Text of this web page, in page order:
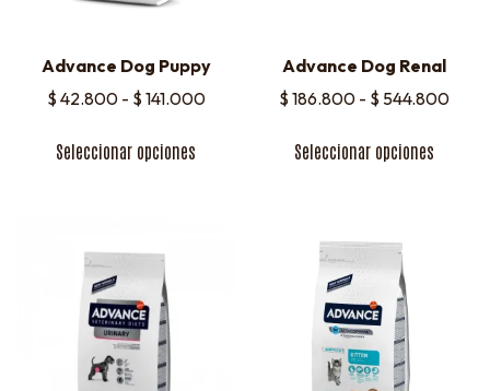
Advance Dog Puppy
$ 42.800 - $ 141.000
Seleccionar opciones
Advance Dog Renal
$ 186.800 - $ 544.800
Seleccionar opciones